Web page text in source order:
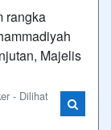
rangka
Majelis
- Dilihat